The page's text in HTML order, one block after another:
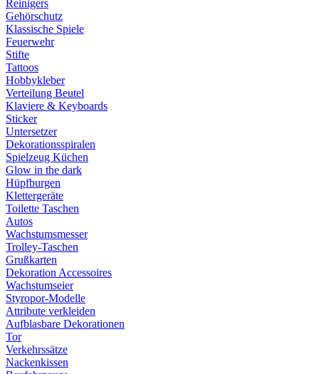
Reinigers
Gehörschutz
Klassische Spiele
Feuerwehr
Stifte
Tattoos
Hobbykleber
Verteilung Beutel
Klaviere & Keyboards
Sticker
Untersetzer
Dekorationsspiralen
Spielzeug Küchen
Glow in the dark
Hüpfburgen
Klettergeräte
Toilette Taschen
Autos
Wachstumsmesser
Trolley-Taschen
Grußkarten
Dekoration Accessoires
Wachstumseier
Styropor-Modelle
Attribute verkleiden
Aufblasbare Dekorationen
Tor
Verkehrssätze
Nackenkissen